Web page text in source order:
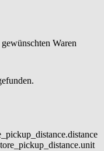
Waren